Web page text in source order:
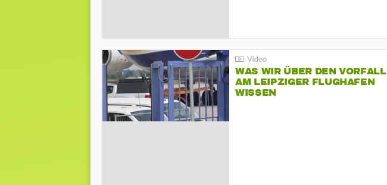
WAS WIR ÜBER DEN VORFALL
AM LEIPZIGER FLUGHAFEN
WISSEN